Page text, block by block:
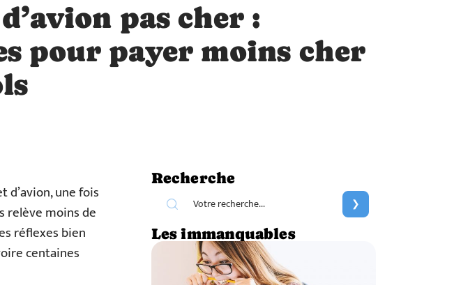
pas cher :
pour payer moins cher
d’avion, une fois
relève moins de
réflexes bien
centaines
Recherche
Les immanquables